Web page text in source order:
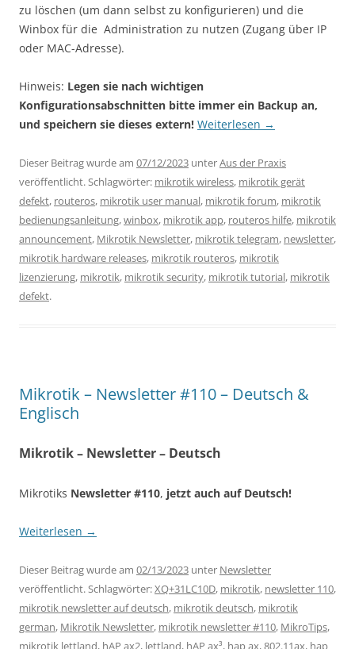
zu löschen (um dann selbst zu konfigurieren) und die
Winbox für die Administration zu nutzen (Zugang über IP
oder MAC-Adresse).
Hinweis: Legen sie nach wichtigen
Konfigurationsabschnitten bitte immer ein Backup an,
und speichern sie dieses extern! Weiterlesen →
Dieser Beitrag wurde am 07/12/2023 unterAus der Praxis
veröffentlicht. Schlagwörter: mikrotik wireless, mikrotik gerät
defekt, routeros, mikrotik user manual, mikrotik forum, mikrotik
bedienungsanleitung,winbox, mikrotik app, routeros hilfe, mikrotik
announcement, Mikrotik Newsletter, mikrotik telegram, newsletter,
mikrotik hardware releases, mikrotik routeros, mikrotik
lizenzierung, mikrotik, mikrotik security, mikrotik tutorial, mikrotik
defekt.
Mikrotik – Newsletter #110 – Deutsch &
Englisch
Mikrotik – Newsletter – Deutsch
Mikrotiks Newsletter #110, jetzt auch auf Deutsch!
Weiterlesen →
Dieser Beitrag wurde am 02/13/2023 unter Newsletter
veröffentlicht. Schlagwörter:XQ+31LC10D, mikrotik, newsletter 110,
mikrotik newsletter auf deutsch, mikrotik deutsch, mikrotik
german, Mikrotik Newsletter, mikrotik newsletter #110, MikroTips,
mikrotik lettland, hAP ax2, lettland, hAP ax³, hap ax,802.11ax, hap